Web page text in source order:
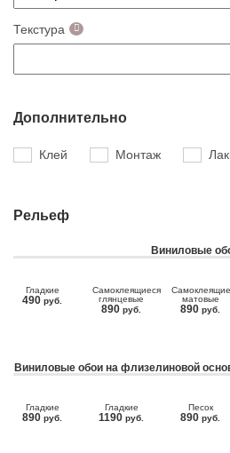
Текстура
Дополнительно
Клей Монтаж
Рельеф
Виниловые
Гладкие
490 руб.
Самоклеящиеся
глянцевые
890 руб.
матовые
890 руб.
Виниловые обои на флизелиновой
Гладкие
890 руб.
Гладкие
1190 руб.
Песок
890 руб.